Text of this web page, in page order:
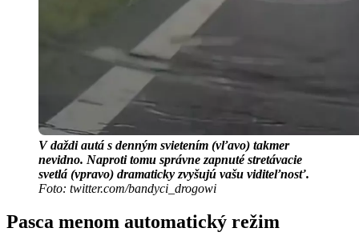
V daždi autá s denným svietením (vľavo) takmer
nevidno. Naproti tomu správne zapnuté stretávacie
svetlá (vpravo) dramaticky zvyšujú vašu viditeľnosť.
Foto: twitter.com/bandyci_drogowi
Pasca menom automatický režim